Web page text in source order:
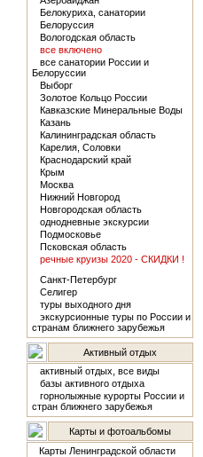
Белокуриха, санатории
Белоруссия
Вологодская область
все включено
все санатории России и
Белоруссии
Выборг
Золотое Кольцо России
Кавказские Минеральные Воды
Казань
Калининградская область
Карелия, Соловки
Краснодарский край
Крым
Москва
Нижний Новгород
Новгородская область
однодневные экскурсии
Подмосковье
Псковская область
речные круизы 2020 - СКИДКИ !
Санкт-Петербург
Селигер
туры выходного дня
экскурсионные туры по России и
странам ближнего зарубежья
Активный отдых
активный отдых, все виды
базы активного отдыха
горнолыжные курорты России и
стран ближнего зарубежья
Карты и фотоальбомы
Карты Ленинградской области